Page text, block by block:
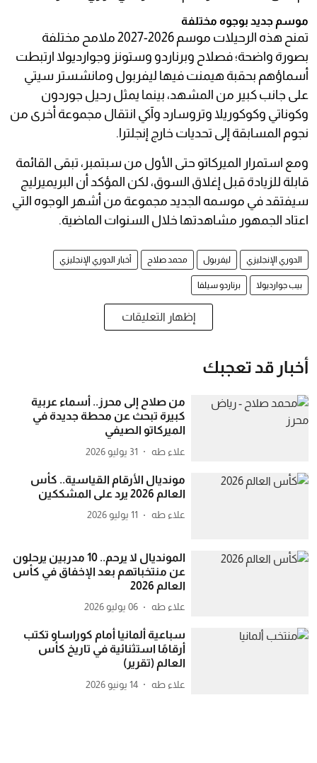
موسم جديد بوجوه مختلفة
تمنح هذه الرحيلات موسم 2026-2027 ملامح مختلفة
بصورة واضحة؛ فصلاح وبرناردو وستونز وجوارديولا ارتبطت
أسماؤهم بحقبة هيمنت فيها ليفربول ومانشستر سيتي
على جانب كبير من المشهد، بينما يمثل رحيل جوردون
وكوناتي وكوكوريلا وتروسارد وآكي انتقال مجموعة أخرى من
نجوم المسابقة إلى تحديات خارج إنجلترا.
ومع استمرار الميركاتو حتى الأول من سبتمبر، تبقى القائمة
قابلة للزيادة قبل إغلاق السوق، لكن المؤكد أن البريميرليج
سيفتقد في موسمه الجديد مجموعة من أشهر الوجوه التي
اعتاد الجمهور مشاهدتها خلال السنوات الماضية.
الدوري الإنجليزي ليفربول محمد صلاح أخبار الدوري الإنجليزي
بيب جوارديولا برناردو سيلفا
إظهار التعليقات
أخبار قد تعجبك
من صلاح إلى محرز.. أسماء عربية
كبيرة تبحث عن محطة جديدة في
الميركاتو الصيفي
علاء طه 31 يوليو 2026
مونديال الأرقام القياسية.. كأس
العالم 2026 يرد على المشككين
علاء طه 11 يوليو 2026
المونديال لا يرحم.. 10 مدربين يرحلون
عن منتخباتهم بعد الإخفاق في كأس
العالم 2026
علاء طه 06 يوليو 2026
سباعية ألمانيا أمام كوراساو تكتب
أرقامًا استثنائية في تاريخ كأس
العالم (تقرير)
علاء طه 14 يونيو 2026